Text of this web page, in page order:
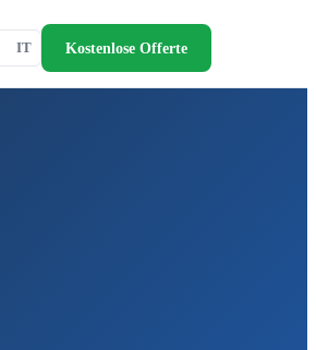
IT Kostenlose Offerte